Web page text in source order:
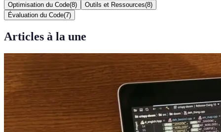
Optimisation du Code(8) Outils et Ressources(8)
Évaluation du Code(7)
Articles à la une